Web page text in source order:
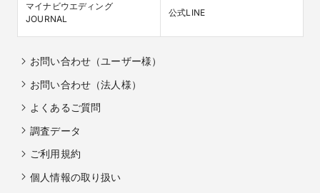
マイナビウエディング
JOURNAL
公式LINE
お問い合わせ（ユーザー様）
お問い合わせ（法人様）
よくあるご質問
調査データ
ご利用規約
個人情報の取り扱い